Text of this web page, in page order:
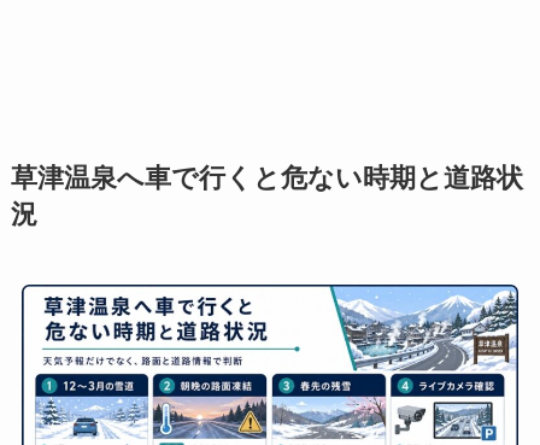
草津温泉へ車で行くと危ない時期と道路状
況